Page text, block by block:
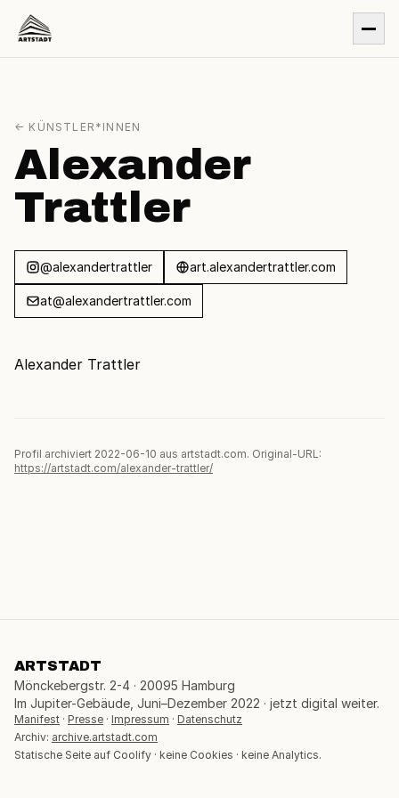
← KÜNSTLER*INNEN
Alexander
Trattler
@alexandertrattler art.alexandertrattler.com
at@alexandertrattler.com
Alexander Trattler
Profil archiviert 2022-06-10 aus artstadt.com. Original-URL:
https://artstadt.com/alexander-trattler/
ARTSTADT
Mönckebergstr. 2-4 · 20095 Hamburg
Im Jupiter-Gebäude, Juni–Dezember 2022 · jetzt digital weiter.
Manifest · Presse · Impressum · Datenschutz
Archiv: archive.artstadt.com
Statische Seite auf Coolify · keine Cookies · keine Analytics.